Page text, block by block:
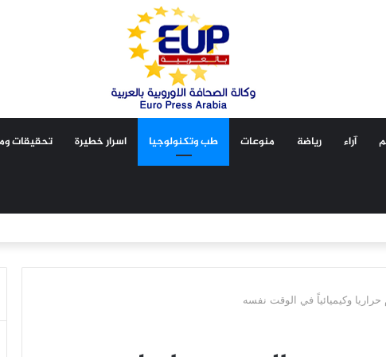
آراء رياضة منوعات طب وتكنولوجيا اسرار خطيرة تحقيقات
وكيميائياً في الوقت نفسه